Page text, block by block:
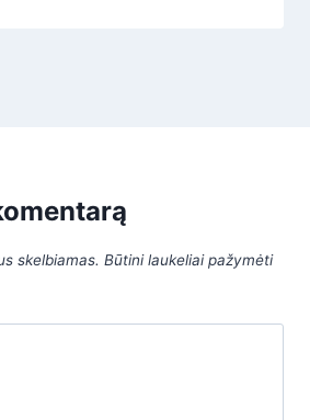
skelbiamas. Būtini laukeliai pažymėti